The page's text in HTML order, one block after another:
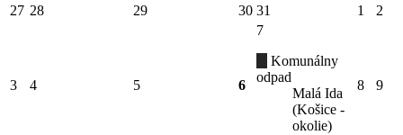
27 28 29 30 31 1 2
3 4 5 6
7
Komunálny
odpad
Malá Ida
(Košice -
okolie)
8 9